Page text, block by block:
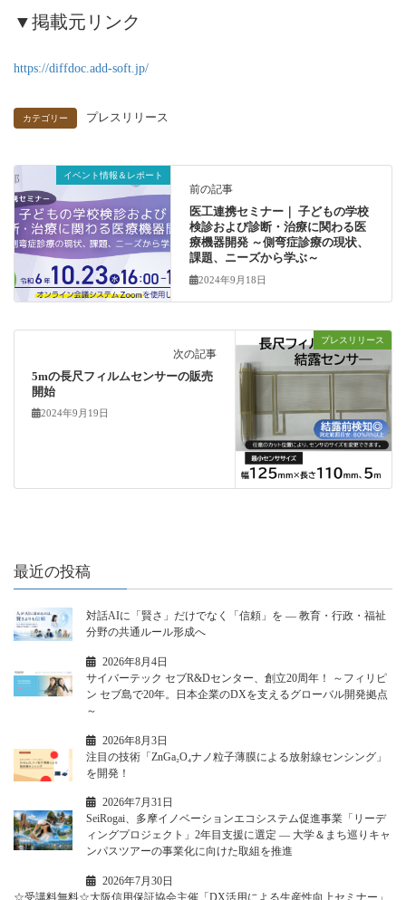
▼掲載元リンク
https://diffdoc.add-soft.jp/
カテゴリー プレスリリース
イベント情報＆レポート
前の記事
医工連携セミナー｜ 子どもの学校
検診および診断・治療に関わる医
療機器開発 ～側弯症診療の現状、
課題、ニーズから学ぶ～
2024年9月18日
プレスリリース
次の記事
5mの長尺フィルムセンサーの販売
開始
2024年9月19日
最近の投稿
対話AIに「賢さ」だけでなく「信頼」を ― 教育・行政・福祉
分野の共通ルール形成へ
2026年8月4日
サイバーテック セブR&Dセンター、創立20周年！ ～フィリピ
ン セブ島で20年。日本企業のDXを支えるグローバル開発拠点
～
2026年8月3日
注目の技術「ZnGa₂O₄ナノ粒子薄膜による放射線センシング」
を開発！
2026年7月31日
SeiRogai、多摩イノベーションエコシステム促進事業「リーデ
ィングプロジェクト」2年目支援に選定 ― 大学＆まち巡りキャ
ンパスツアーの事業化に向けた取組を推進
2026年7月30日
☆受講料無料☆大阪信用保証協会主催「DX活用による生産性向上セミナー」